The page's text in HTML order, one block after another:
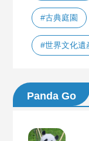
#古典庭園
#世界文化遺
Panda Go